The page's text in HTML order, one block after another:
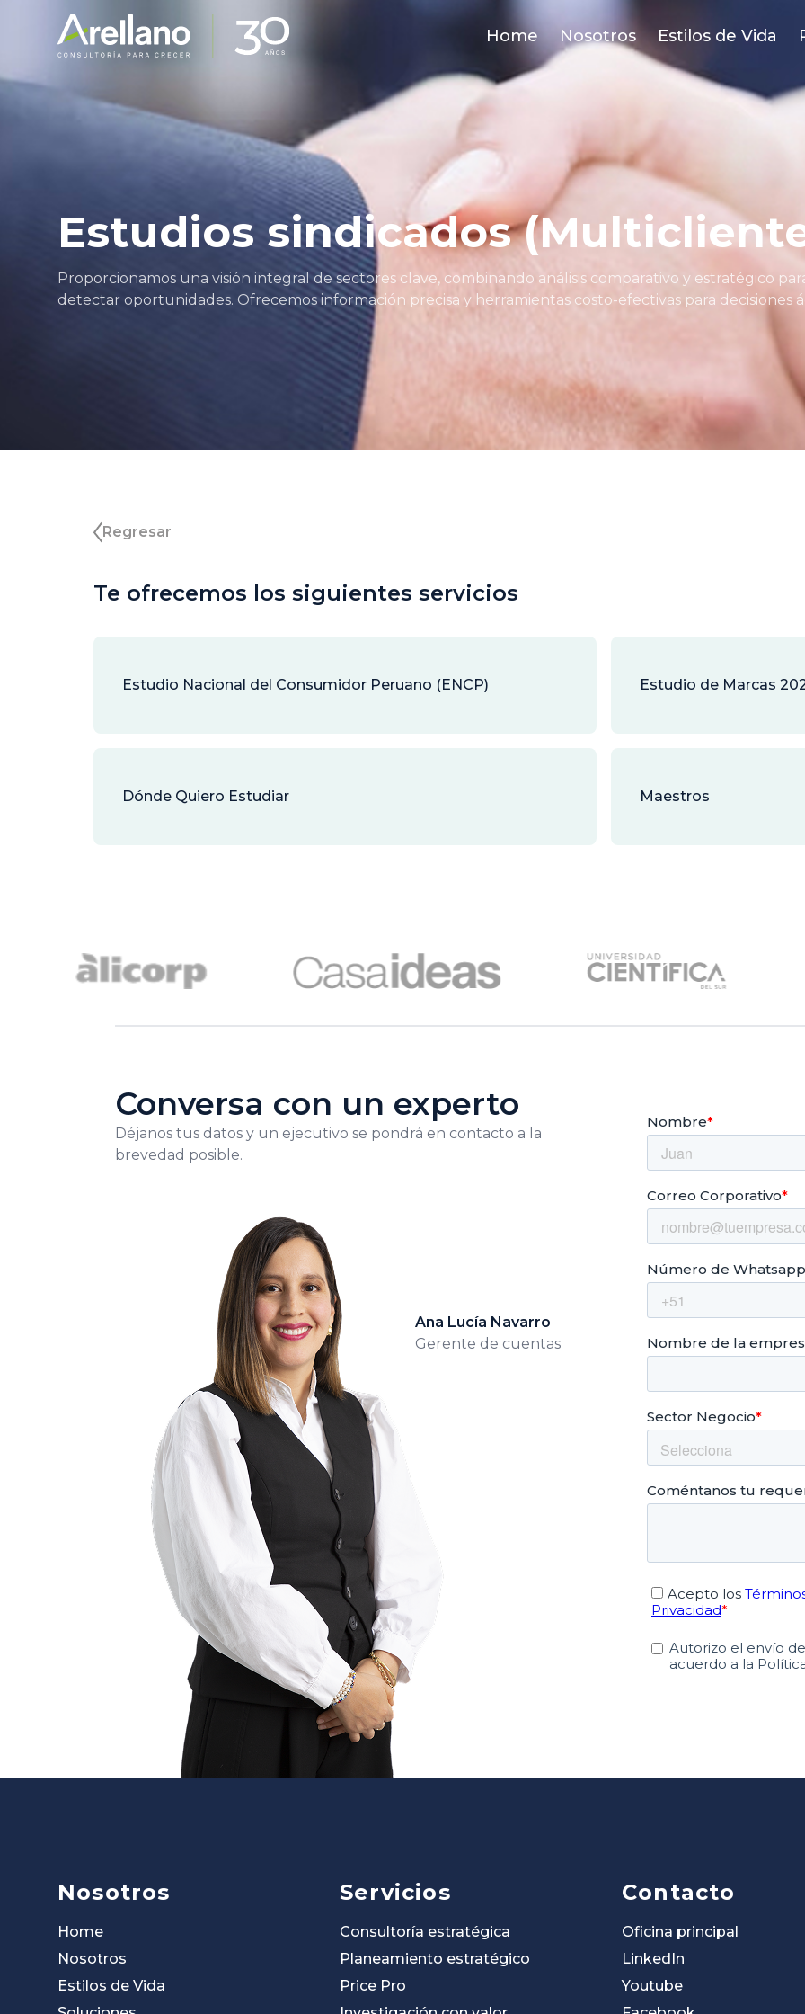
Home Nosotros Estilos de Vida
Estudios sindicados
Proporcionamos una visión integral de sectores clave, combinando análisis comparativo y estratégico
detectar oportunidades. Ofrecemos información precisa y herramientas costo-efectivas para decisiones
Regresar
Te ofrecemos los siguientes servicios
Estudio Nacional del Consumidor Peruano (ENCP) Estudio de Marcas
Dónde Quiero Estudiar Maestros
Conversa con un experto
Déjanos tus datos y un ejecutivo se pondrá en contacto a la
brevedad posible.
Ana Lucía Navarro
Gerente de cuentas
Nosotros
Home
Nosotros
Estilos de Vida
Servicios
Consultoría estratégica
Planeamiento estratégico
Price Pro
Contacto
Oficina principal
LinkedIn
Youtube